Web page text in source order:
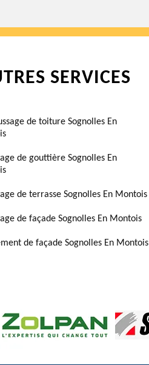
SERVICES
de toiture Sognolles En
de gouttière Sognolles En
de terrasse Sognolles En Montois
de façade Sognolles En Montois
de façade Sognolles En Montois